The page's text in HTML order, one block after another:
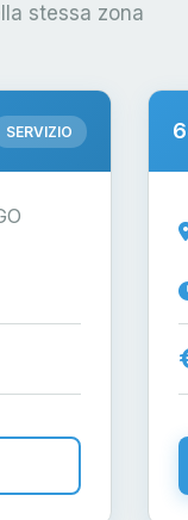
stessa zona
SERVIZIO